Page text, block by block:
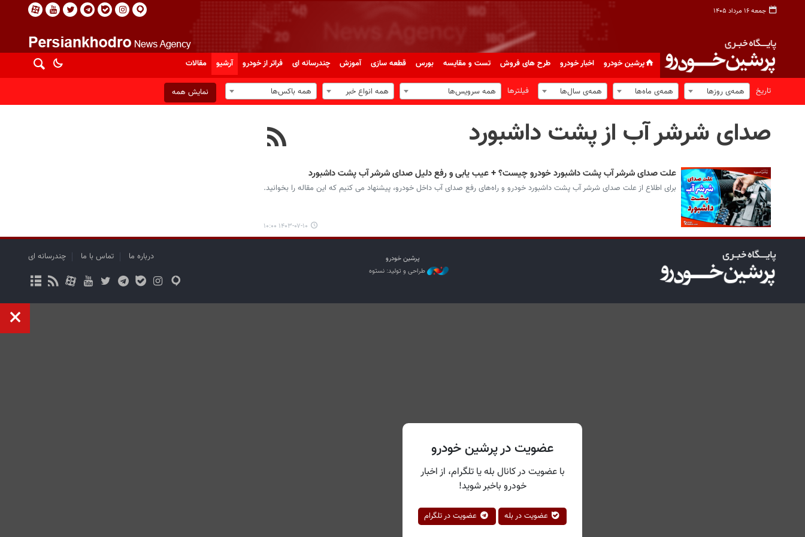
جمعه ۱۶ مرداد ۱۴۰۵
پرشین خودرو اخبار خودرو طرح های فروش تست و مقایسه بورس قطعه سازی آموزش چندرسانه ای فراتر از خودرو آرشیو مقالات
تاریخ همه‌ی روزها همه‌ی ماه‌ها همه‌ی سال‌ها فیلترها همه سرویس‌ها همه انواع خبر همه باکس‌ها نمایش همه
صدای شرشر آب از پشت داشبورد
علت صدای شرشر آب پشت داشبورد خودرو چیست؟ + عیب یابی و رفع دلیل صدای شرشر آب پشت داشبورد
برای اطلاع از علت صدای شرشر آب پشت داشبورد خودرو و راه‌های رفع صدای آب داخل خودرو، پیشنهاد می کنیم که این مقاله را بخوانید.
۱۴۰۳-۰۷-۱۰ ۱۰:۰۰
پرشین خودرو
طراحی و تولید: نستوه
درباره ما تماس با ما چندرسانه ای
عضویت در پرشین خودرو
با عضویت در کانال بله یا تلگرام، از اخبار
خودرو باخبر شوید!
عضویت در بله عضویت در تلگرام